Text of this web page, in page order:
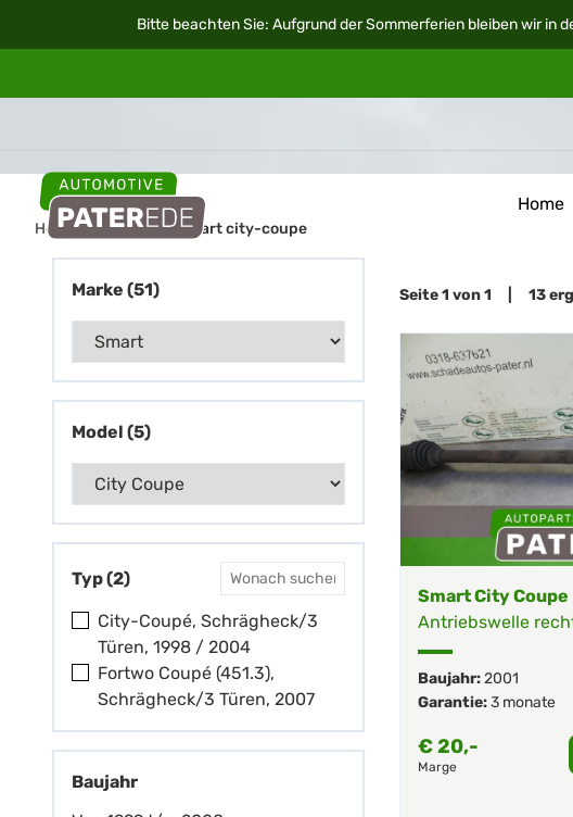
Bitte beachten Sie: Aufgrund der Sommerferien bleiben wir in
Home
Home Autoteile smart city-coupe
Marke (51)
Model (5)
Typ (2)
City-Coupé, Schrägheck/3
Türen, 1998 / 2004
Fortwo Coupé (451.3),
Schrägheck/3 Türen, 2007
Baujahr
Seite 1 von 1 | 13
Smart City Coupe
Antriebswelle
Baujahr:2001
Garantie:3 monate
€20,-
Marge